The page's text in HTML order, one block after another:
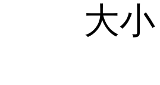
大小